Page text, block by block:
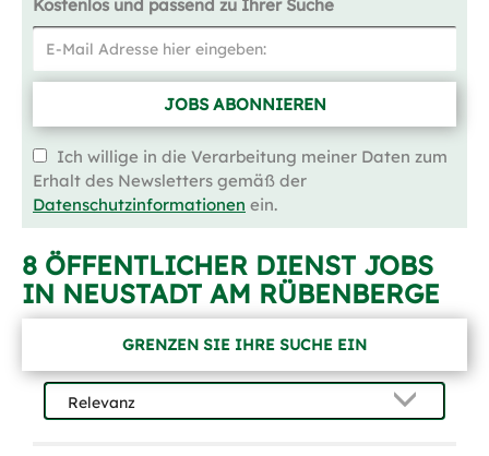
Kostenlos und passend zu Ihrer Suche
JOBS ABONNIEREN
Ich willige in die Verarbeitung meiner Daten zum
Erhalt des Newsletters gemäß der
Datenschutzinformationen ein.
8 ÖFFENTLICHER DIENST JOBS
IN NEUSTADT AM RÜBENBERGE
GRENZEN SIE IHRE SUCHE EIN